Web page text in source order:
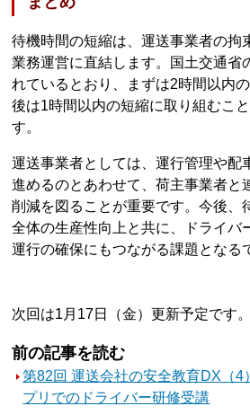
待機時間の短縮は、運送事業者の拘
業務運営に直結します。国土交通省
れているとおり、まずは2時間以内
後は1時間以内の短縮に取り組むこ
す。
運送事業者としては、運行管理や配
進めるのとあわせて、荷主事業者と
削減を図ることが重要です。今後、
全体の生産性向上と共に、ドライバ
運行の確保にもつながる課題となる
次回は1月17日（金）更新予定です。
前の記事を読む
第82回 運送会社の安全教育DX（4
プリでのドライバー研修受講